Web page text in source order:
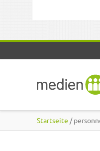
Startseite /